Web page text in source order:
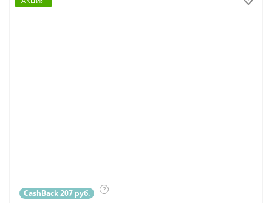
CashBack 207 руб. ?